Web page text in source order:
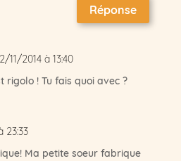
Réponse
11/2014 à 13:40
rigolo ! Tu fais quoi avec ?
23:33
Ma petite soeur fabrique